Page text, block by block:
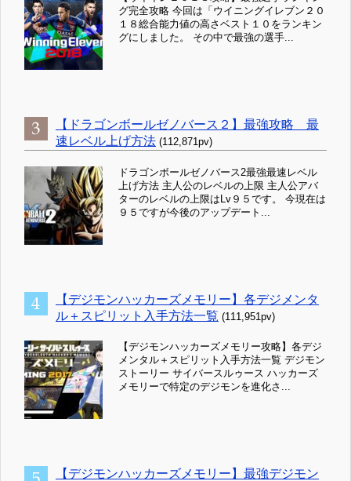
グ完全攻略 今回は「ウイニングイレブン２０
１８総合能力値の高さベスト１０をランキン
グにしました。 その中で最強の選手...
【ドラゴンボールゼノバース２】最強攻略 最
速レベル上げ方法 (112,871pv)
ドラゴンボールゼノバース2最強最速レベル
上げ方法 主人公のレベルの上限 主人公アバ
ターのレベルの上限はLv９５です。 今現在は
９５ですが今後のアップデート...
【デジモンハッカーズメモリー】各デジメンタ
ル＋スピリット入手方法一覧 (111,951pv)
【デジモンハッカーズメモリー攻略】各デジ
メンタル＋スピリット入手方法一覧 デジモン
ストーリー サイバースルゥース ハッカーズ
メモリーで特定のデジモンを進化さ...
【デジモンハッカーズメモリー】最強デジモン